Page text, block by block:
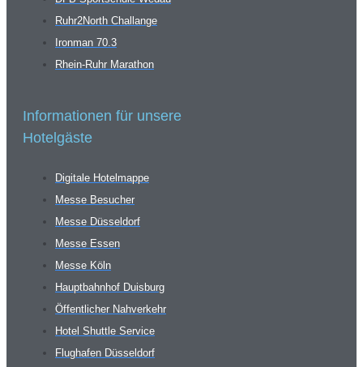
Ruhr2North Challange
Ironman 70.3
Rhein-Ruhr Marathon
Informationen für unsere
Hotelgäste
Digitale Hotelmappe
Messe Besucher
Messe Düsseldorf
Messe Essen
Messe Köln
Hauptbahnhof Duisburg
Öffentlicher Nahverkehr
Hotel Shuttle Service
Flughafen Düsseldorf